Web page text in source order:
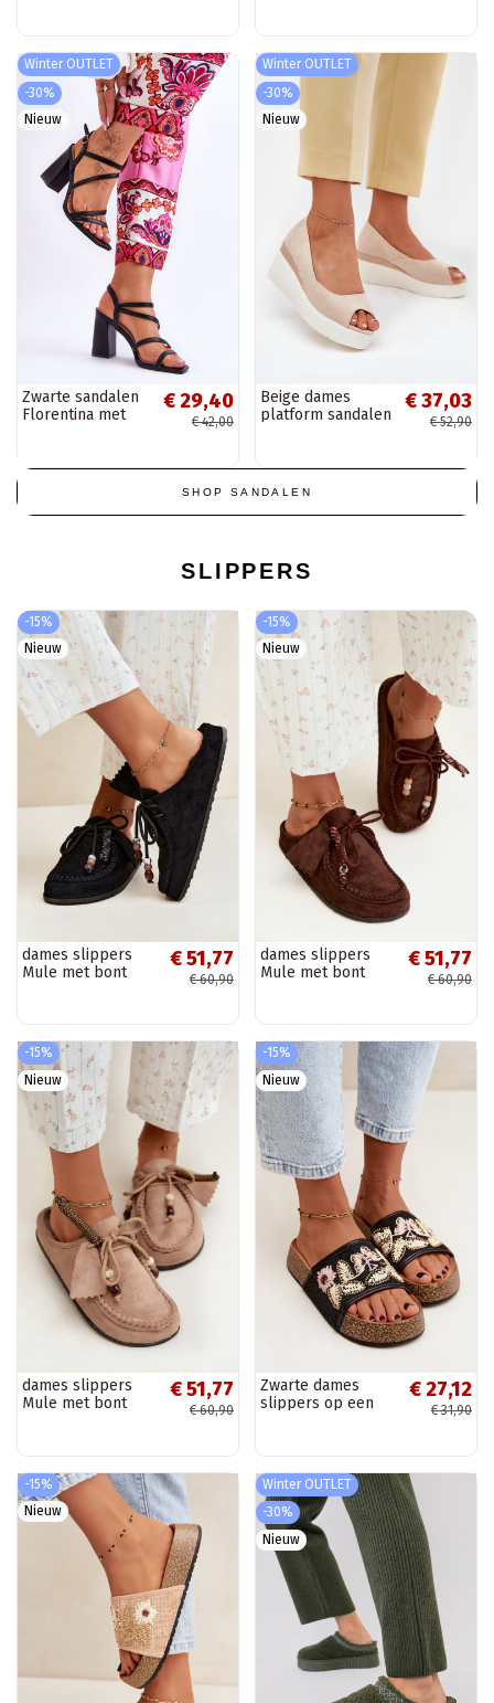
Winter OUTLET
-30%
Nieuw
Zwarte sandalen
Florentina met
€ 29,40
€ 42,00
Winter OUTLET
-30%
Nieuw
Beige dames
platform sandalen
€ 37,03
€ 52,90
SHOP SANDALEN
SLIPPERS
-15%
Nieuw
dames slippers
Mule met bont
€ 51,77
€ 60,90
-15%
Nieuw
dames slippers
Mule met bont
€ 51,77
€ 60,90
-15%
Nieuw
dames slippers
Mule met bont
€ 51,77
€ 60,90
-15%
Nieuw
Zwarte dames
slippers op een
€ 27,12
€ 31,90
-15%
Nieuw
Winter OUTLET
-30%
Nieuw